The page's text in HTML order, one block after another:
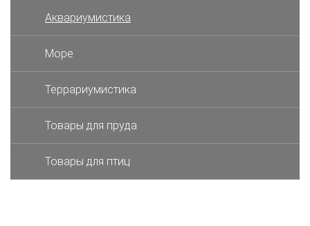
Аквариумистика
Море
Террариумистика
Товары для пруда
Товары для птиц